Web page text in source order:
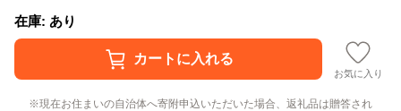
在庫: あり
お気に入り
現在お住まいの自治体へ寄附申込いただいた場合、返礼品は贈答され